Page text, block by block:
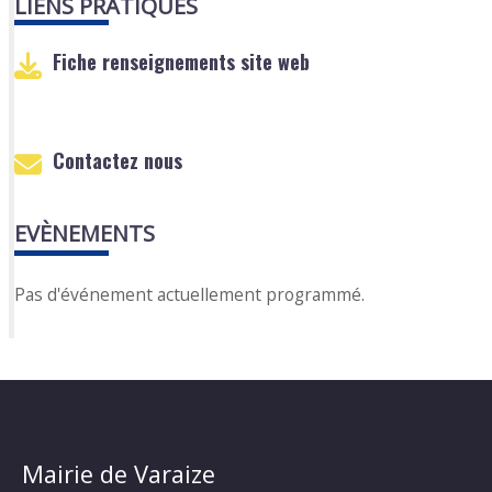
Fiche renseignements site web
Contactez nous
EVÈNEMENTS
Pas d'événement actuellement programmé.
Mairie de Varaize